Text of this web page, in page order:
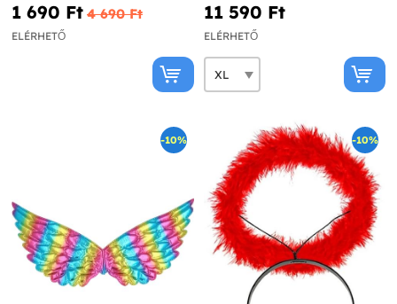
1 690 Ft‎ 4 690 Ft‎
ELÉRHETŐ
11 590 Ft‎
ELÉRHETŐ
-10% -10%